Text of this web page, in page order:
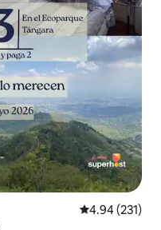
Calificación
4.94 (231)